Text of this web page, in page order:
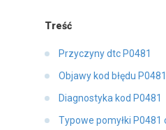
Treść
Przyczyny dtc P0481
Objawy kod błędu P0481
Diagnostyka kod P0481
Typowe pomyłki P0481